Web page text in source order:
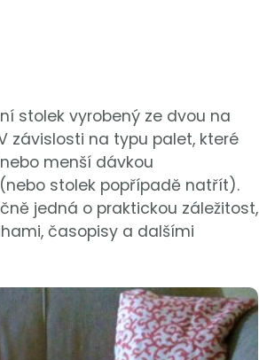
stolek vyrobený ze dvou na
závislosti na typu palet, které
menší dávkou
stolek popřípadě natřít).
jedná o praktickou záležitost,
časopisy a dalšími